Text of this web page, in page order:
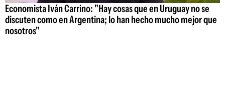
Economista Iván Carrino: "Hay cosas que en Uruguay no se
discuten como en Argentina; lo han hecho mucho mejor que
nosotros"